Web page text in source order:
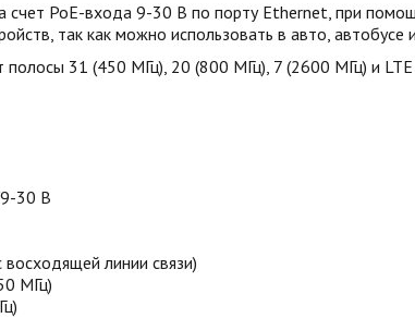
PoE-входа 9-30 В по порту Ethernet, при
так как можно использовать в авто, автобусе
31 (450 МГц), 20 (800 МГц), 7 (2600 МГц) и
9-30 В
линии связи)
МГц)